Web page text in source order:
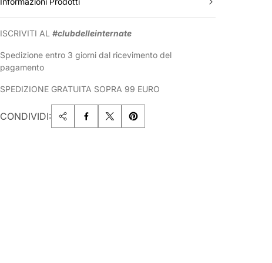
ISCRIVITI AL#clubdelleinternate
Spedizione entro 3 giorni dal ricevimento del
pagamento
SPEDIZIONE GRATUITA SOPRA 99 EURO
CONDIVIDI: